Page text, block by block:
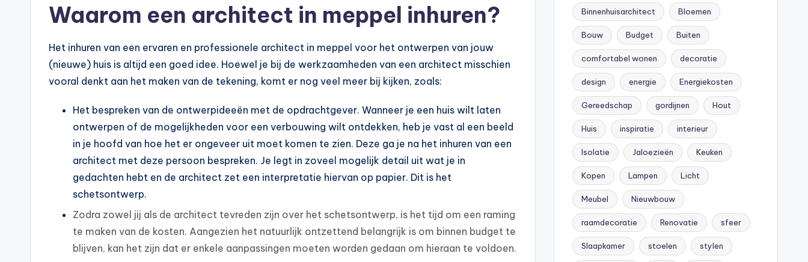
Waarom een architect in meppel inhuren?
Het inhuren van een ervaren en professionele architect in meppel voor het ontwerpen van jouw
(nieuwe) huis is altijd een goed idee. Hoewel je bij de werkzaamheden van een architect misschien
vooral denkt aan het maken van de tekening, komt er nog veel meer bij kijken, zoals:
Het bespreken van de ontwerpideeën met de opdrachtgever. Wanneer je een huis wilt laten
ontwerpen of de mogelijkheden voor een verbouwing wilt ontdekken, heb je vast al een beeld
in je hoofd van hoe het er ongeveer uit moet komen te zien. Deze ga je na het inhuren van een
architect met deze persoon bespreken. Je legt in zoveel mogelijk detail uit wat je in
gedachten hebt en de architect zet een interpretatie hiervan op papier. Dit is het
schetsontwerp.
Zodra zowel jij als de architect tevreden zijn over het schetsontwerp, is het tijd om een raming
te maken van de kosten. Aangezien het natuurlijk ontzettend belangrijk is om binnen budget te
blijven, kan het zijn dat er enkele aanpassingen moeten worden gedaan om hieraan te voldoen.
Binnenhuisarchitect Bloemen
Bouw Budget Buiten
comfortabel wonen decoratie
design energie Energiekosten
Gereedschap gordijnen Hout
Huis inspiratie interieur
Isolatie Jaloezieën Keuken
Kopen Lampen Licht
Meubel Nieuwbouw
raamdecoratie Renovatie sfeer
Slaapkamer stoelen stylen